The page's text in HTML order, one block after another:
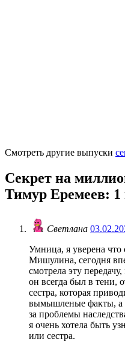
Смотреть другие выпуски
Секрет на
Тимур Еремеев:
Светлана
Умница, я уверена что
Мишулина, сегодня
смотрела эту
он всегда был в тени,
сестра, которая
вымышленые факты, а
за проблемы
я очень хотела быть
или сестра.